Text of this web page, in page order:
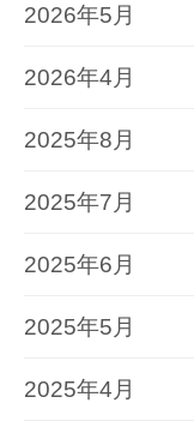
2026年5月
2026年4月
2025年8月
2025年7月
2025年6月
2025年5月
2025年4月